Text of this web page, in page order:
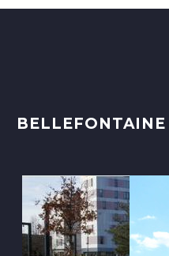
BELLEFONTAINE